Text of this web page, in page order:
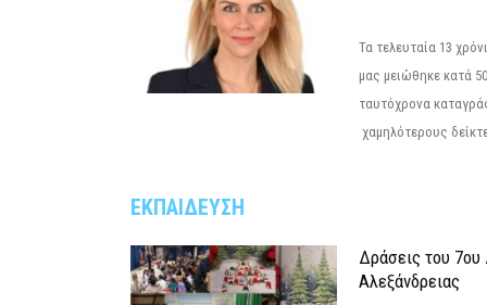
Τα τελευταία 13
μας μειώθηκε κατά
ταυτόχρονα
χαμηλότερους
ΕΚΠΑΙΔΕΥΣΗ
Δράσεις του 7ου
Αλεξάνδρειας